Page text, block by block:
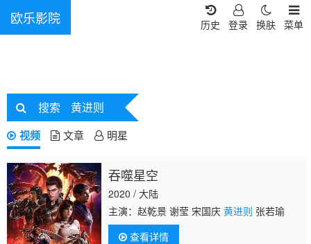
欧乐影院 菜单
换肤
登录
历史
搜索 黄进则
视频 文章 明星
吞噬星空
2020 / 大陆
主演：赵乾景 谢莹 宋国庆 黄进则 张若瑜
查看详情